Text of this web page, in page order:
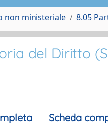
non ministeriale 8.05
del Diritto
Scheda